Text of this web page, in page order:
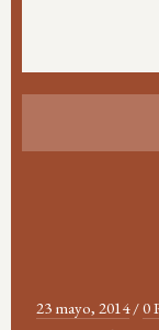
23 mayo, 2014 /0